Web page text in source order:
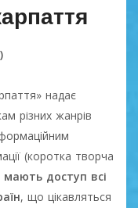
надає
різних жанрів
(коротка творча
мають доступ всі
, що цікавляться